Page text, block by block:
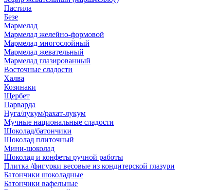
Пастила
Безе
Мармелад
Мармелад желейно-формовой
Мармелад многослойный
Мармелад жевательный
Мармелад глазированный
Восточные сладости
Халва
Козинаки
Щербет
Парварда
Нуга/лукум/рахат-лукум
Мучные национальные сладости
Шоколад/батончики
Шоколад плиточный
Мини-шоколад
Шоколад и конфеты ручной работы
Плитка /фигурки весовые из кондитерской глазури
Батончики шоколадные
Батончики вафельные